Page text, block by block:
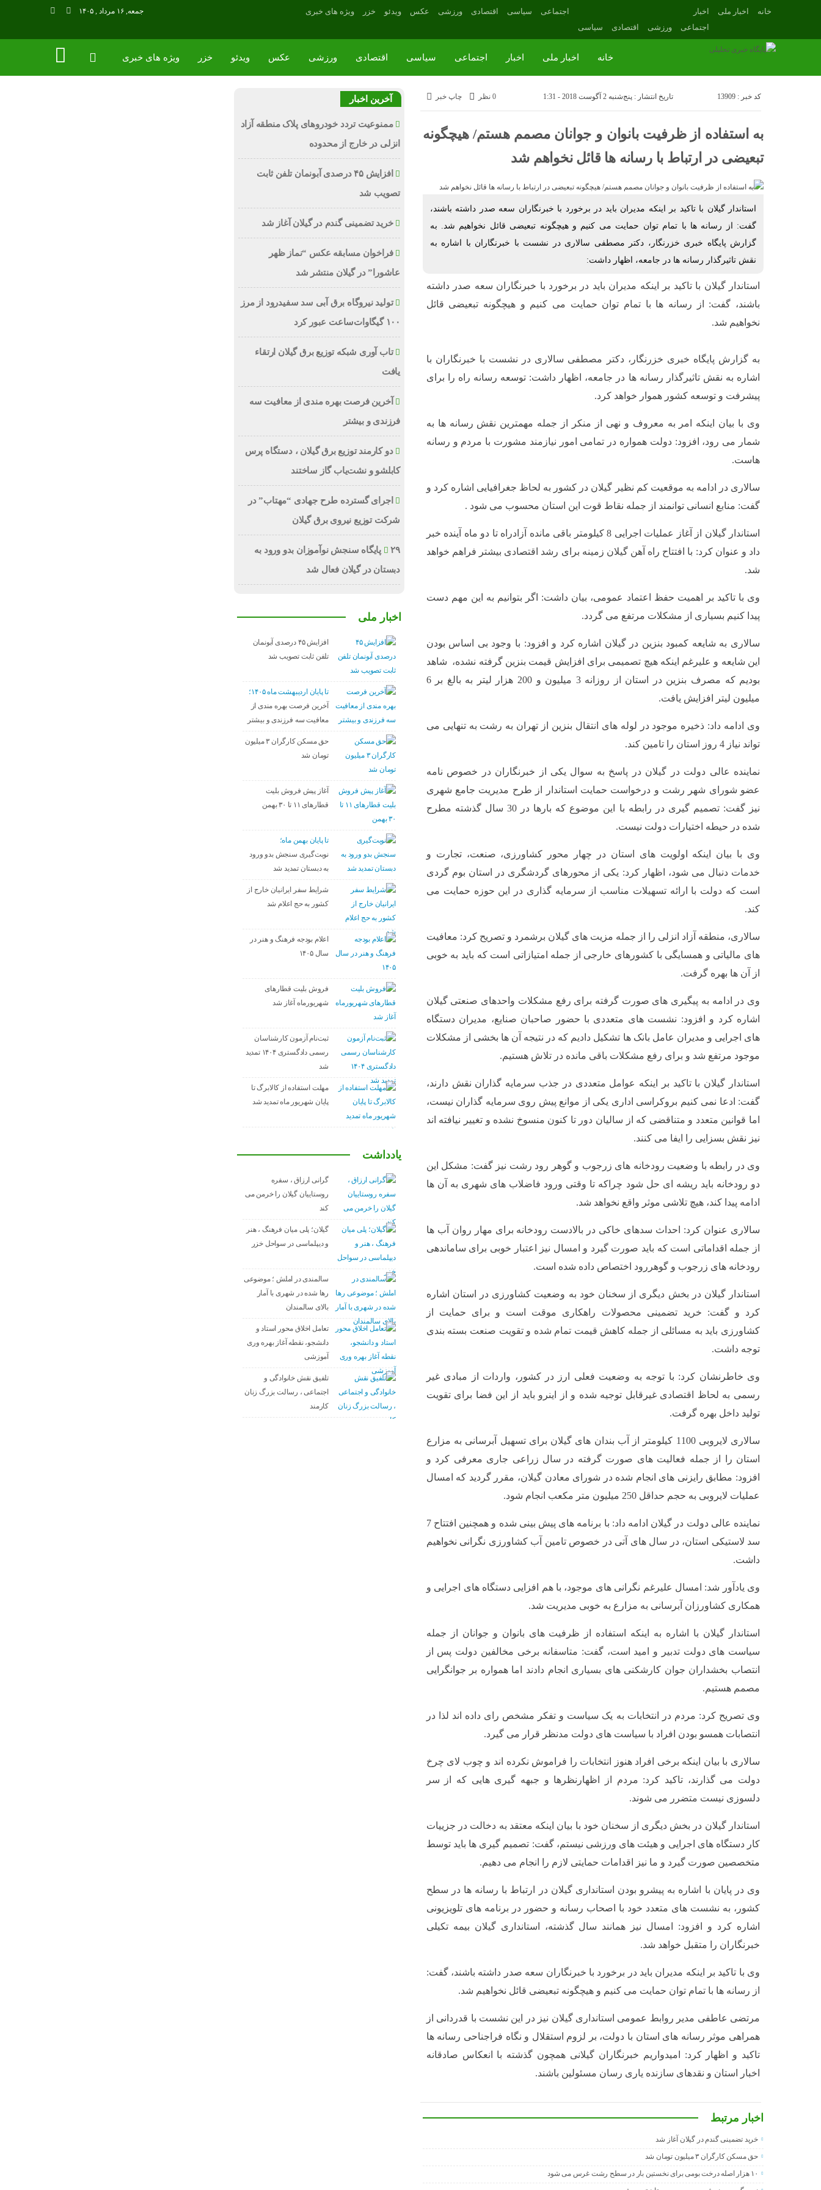
خانه اخبار ملی
اخبار
اجتماعی
ورزشی اقتصادی سیاسی
اجتماعی سیاسی اقتصادی ورزشی عکس ویدئو خزر ویژه های خبری جمعه, ۱۶ مرداد , ۱۴۰۵
خانه اخبار ملی اخبار اجتماعی سیاسی اقتصادی ورزشی عکس ویدئو خزر ویژه های خبری
تاریخ انتشار : پنج‌شنبه 2 آگوست 2018 - 1:31 کد خبر : 13909 چاپ خبر 0 نظر
به استفاده از ظرفیت بانوان و جوانان مصمم هستم/ هیچگونه
تبعیضی در ارتباط با رسانه ها قائل نخواهم شد
استاندار گیلان با تاکید بر اینکه مدیران باید در برخورد با خبرنگاران سعه صدر داشته باشند،
گفت: از رسانه ها با تمام توان حمایت می کنیم و هیچگونه تبعیضی قائل نخواهیم شد. به
گزارش پایگاه خبری خزرنگار، دکتر مصطفی سالاری در نشست با خبرنگاران با اشاره به
نقش تاثیرگذار رسانه ها در جامعه، اظهار داشت:
استاندار گیلان با تاکید بر اینکه مدیران باید در برخورد با خبرنگاران سعه صدر داشته
باشند، گفت: از رسانه ها با تمام توان حمایت می کنیم و هیچگونه تبعیضی قائل
نخواهیم شد.
به گزارش پایگاه خبری خزرنگار، دکتر مصطفی سالاری در نشست با خبرنگاران با
اشاره به نقش تاثیرگذار رسانه ها در جامعه، اظهار داشت: توسعه رسانه راه را برای
پیشرفت و توسعه کشور هموار خواهد کرد.
وی با بیان اینکه امر به معروف و نهی از منکر از جمله مهمترین نقش رسانه ها به
شمار می رود، افزود: دولت همواره در تمامی امور نیازمند مشورت با مردم و رسانه
هاست.
سالاری در ادامه به موقعیت کم نظیر گیلان در کشور به لحاظ جغرافیایی اشاره کرد و
گفت: منابع انسانی توانمند از جمله نقاط قوت این استان محسوب می شود .
استاندار گیلان از آغاز عملیات اجرایی 8 کیلومتر باقی مانده آزادراه تا دو ماه آینده خبر
داد و عنوان کرد: با افتتاح راه آهن گیلان زمینه برای رشد اقتصادی بیشتر فراهم خواهد
شد.
وی با تاکید بر اهمیت حفظ اعتماد عمومی، بیان داشت: اگر بتوانیم به این مهم دست
پیدا کنیم بسیاری از مشکلات مرتفع می گردد.
سالاری به شایعه کمبود بنزین در گیلان اشاره کرد و افزود: با وجود بی اساس بودن
این شایعه و علیرغم اینکه هیچ تصمیمی برای افزایش قیمت بنزین گرفته نشده، شاهد
بودیم که مصرف بنزین در استان از روزانه 3 میلیون و 200 هزار لیتر به بالغ بر 6
میلیون لیتر افزایش یافت.
وی ادامه داد: ذخیره موجود در لوله های انتقال بنزین از تهران به رشت به تنهایی می
تواند نیاز 4 روز استان را تامین کند.
نماینده عالی دولت در گیلان در پاسخ به سوال یکی از خبرنگاران در خصوص نامه
عضو شورای شهر رشت و درخواست حمایت استاندار از طرح مدیریت جامع شهری
نیز گفت: تصمیم گیری در رابطه با این موضوع که بارها در 30 سال گذشته مطرح
شده در حیطه اختیارات دولت نیست.
وی با بیان اینکه اولویت های استان در چهار محور کشاورزی، صنعت، تجارت و
خدمات دنبال می شود، اظهار کرد: یکی از محورهای گردشگری در استان بوم گردی
است که دولت با ارائه تسهیلات مناسب از سرمایه گذاری در این حوزه حمایت می
کند.
سالاری، منطقه آزاد انزلی را از جمله مزیت های گیلان برشمرد و تصریح کرد: معافیت
های مالیاتی و همسایگی با کشورهای خارجی از جمله امتیازاتی است که باید به خوبی
از آن ها بهره گرفت.
وی در ادامه به پیگیری های صورت گرفته برای رفع مشکلات واحدهای صنعتی گیلان
اشاره کرد و افزود: نشست های متعددی با حضور صاحبان صنایع، مدیران دستگاه
های اجرایی و مدیران عامل بانک ها تشکیل دادیم که در نتیجه آن ها بخشی از مشکلات
موجود مرتفع شد و برای رفع مشکلات باقی مانده در تلاش هستیم.
استاندار گیلان با تاکید بر اینکه عوامل متعددی در جذب سرمایه گذاران نقش دارند،
گفت: ادعا نمی کنیم بروکراسی اداری یکی از موانع پیش روی سرمایه گذاران نیست،
اما قوانین متعدد و متناقضی که از سالیان دور تا کنون منسوخ نشده و تغییر نیافته اند
نیز نقش بسزایی را ایفا می کنند.
وی در رابطه با وضعیت رودخانه های زرجوب و گوهر رود رشت نیز گفت: مشکل این
دو رودخانه باید ریشه ای حل شود چراکه تا وقتی ورود فاضلاب های شهری به آن ها
ادامه پیدا کند، هیچ تلاشی موثر واقع نخواهد شد.
سالاری عنوان کرد: احداث سدهای خاکی در بالادست رودخانه برای مهار روان آب ها
از جمله اقداماتی است که باید صورت گیرد و امسال نیز اعتبار خوبی برای ساماندهی
رودخانه های زرجوب و گوهررود اختصاص داده شده است.
استاندار گیلان در بخش دیگری از سخنان خود به وضعیت کشاورزی در استان اشاره
کرد و گفت: خرید تضمینی محصولات راهکاری موقت است و برای حمایت از
کشاورزی باید به مسائلی از جمله کاهش قیمت تمام شده و تقویت صنعت بسته بندی
توجه داشت.
وی خاطرنشان کرد: با توجه به وضعیت فعلی ارز در کشور، واردات از مبادی غیر
رسمی به لحاظ اقتصادی غیرقابل توجیه شده و از اینرو باید از این فضا برای تقویت
تولید داخل بهره گرفت.
سالاری لایروبی 1100 کیلومتر از آب بندان های گیلان برای تسهیل آبرسانی به مزارع
استان را از جمله فعالیت های صورت گرفته در سال زراعی جاری معرفی کرد و
افزود: مطابق رایزنی های انجام شده در شورای معادن گیلان، مقرر گردید که امسال
عملیات لایروبی به حجم حداقل 250 میلیون متر مکعب انجام شود.
نماینده عالی دولت در گیلان ادامه داد: با برنامه های پیش بینی شده و همچنین افتتاح 7
سد لاستیکی استان، در سال های آتی در خصوص تامین آب کشاورزی نگرانی نخواهیم
داشت.
وی یادآور شد: امسال علیرغم نگرانی های موجود، با هم افزایی دستگاه های اجرایی و
همکاری کشاورزان آبرسانی به مزارع به خوبی مدیریت شد.
استاندار گیلان با اشاره به اینکه استفاده از ظرفیت های بانوان و جوانان از جمله
سیاست های دولت تدبیر و امید است، گفت: متاسفانه برخی مخالفین دولت پس از
انتصاب بخشداران جوان کارشکنی های بسیاری انجام دادند اما همواره بر جوانگرایی
مصمم هستیم.
وی تصریح کرد: مردم در انتخابات به یک سیاست و تفکر مشخص رای داده اند لذا در
انتصابات همسو بودن افراد با سیاست های دولت مدنظر قرار می گیرد.
سالاری با بیان اینکه برخی افراد هنوز انتخابات را فراموش نکرده اند و چوب لای چرخ
دولت می گذارند، تاکید کرد: مردم از اظهارنظرها و جبهه گیری هایی که از سر
دلسوزی نیست متضرر می شوند.
استاندار گیلان در بخش دیگری از سخنان خود با بیان اینکه معتقد به دخالت در جزییات
کار دستگاه های اجرایی و هیئت های ورزشی نیستم، گفت: تصمیم گیری ها باید توسط
متخصصین صورت گیرد و ما نیز اقدامات حمایتی لازم را انجام می دهیم.
وی در پایان با اشاره به پیشرو بودن استانداری گیلان در ارتباط با رسانه ها در سطح
کشور، به نشست های متعدد خود با اصحاب رسانه و حضور در برنامه های تلویزیونی
اشاره کرد و افزود: امسال نیز همانند سال گذشته، استانداری گیلان بیمه تکیلی
خبرنگاران را متقبل خواهد شد.
وی با تاکید بر اینکه مدیران باید در برخورد با خبرنگاران سعه صدر داشته باشند، گفت:
از رسانه ها با تمام توان حمایت می کنیم و هیچگونه تبعیضی قائل نخواهیم شد.
مرتضی عاطفی مدیر روابط عمومی استانداری گیلان نیز در این نشست با قدردانی از
همراهی موثر رسانه های استان با دولت، بر لزوم استقلال و نگاه فراجناحی رسانه ها
تاکید و اظهار کرد: امیدواریم خبرنگاران گیلانی همچون گذشته با انعکاس صادقانه
اخبار استان و نقدهای سازنده یاری رسان مسئولین باشند.
اخبار مرتبط
خرید تضمینی گندم در گیلان آغاز شد
حق مسکن کارگران ۳ میلیون تومان شد
۱۰ هزار اصله درخت بومی برای نخستین بار در سطح رشت غرس می شود
آخرین اخبار
ممنوعیت تردد خودروهای پلاک منطقه آزاد
انزلی در خارج از محدوده
افزایش ۴۵ درصدی آبونمان تلفن ثابت
تصویب شد
خرید تضمینی گندم در گیلان آغاز شد
فراخوان مسابقه عکس “نماز ظهر
عاشورا” در گیلان منتشر شد
تولید نیروگاه برق‌ آبی سد سفیدرود از مرز
۱۰۰ گیگاوات‌ساعت عبور کرد
تاب آوری شبکه توزیع برق گیلان ارتقاء
یافت
آخرین فرصت بهره مندی از معافیت سه
فرزندی و بیشتر
دو کارمند توزیع برق گیلان ، دستگاه پرس
کابلشو و نشت‌یاب گاز ساختند
اجرای گسترده طرح جهادی “مهتاب” در
شرکت توزیع نیروی برق گیلان
۲۹ پایگاه سنجش نوآموزان بدو ورود به
دبستان در گیلان فعال شد
اخبار ملی
افزایش ۴۵ درصدی آبونمان
تلفن ثابت تصویب شد
تا پایان اردیبهشت ماه ۱۴۰۵؛
آخرین فرصت بهره مندی از
معافیت سه فرزندی و بیشتر
حق مسکن کارگران ۳ میلیون
تومان شد
آغاز پیش فروش بلیت‌
قطارهای ۱۱ تا ۳۰ بهمن
تا پایان بهمن ماه؛
نوبت‌گیری سنجش بدو ورود
به دبستان تمدید شد
شرایط سفر ایرانیان خارج از
کشور به حج اعلام شد
اعلام بودجه فرهنگ و هنر در
سال ۱۴۰۵
فروش بلیت قطارهای
شهریورماه آغاز شد
ثبت‌نام آزمون کارشناسان
رسمی دادگستری ۱۴۰۴ تمدید
شد
مهلت استفاده از کالابرگ تا
پایان شهریور ماه تمدید شد
یادداشت
گرانی ارزاق ، سفره
روستاییان گیلان را خرمن می
کند
گیلان؛ پلی میان فرهنگ ، هنر
و دیپلماسی در سواحل خزر
سالمندی در املش ؛ موضوعی
رها شده در شهری با آمار
بالای سالمندان
تعامل اخلاق‌ محور استاد و
دانشجو، نقطه آغاز بهره ‌وری
آموزشی
تلفیق نقش خانوادگی و
اجتماعی ، رسالت بزرگ زنان
کارمند